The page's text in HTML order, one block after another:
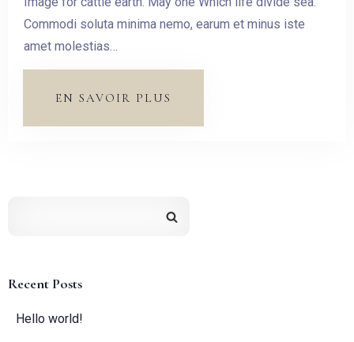
Commodi soluta minima nemo, earum et minus iste
amet molestias…
EN SAVOIR PLUS
Recent Posts
Hello world!
Pas de check-out
Invités: